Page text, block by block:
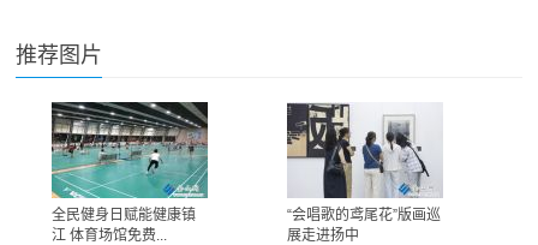
推荐图片
全民健身日赋能健康镇
江 体育场馆免费...
“会唱歌的鸢尾花”版画巡
展走进扬中